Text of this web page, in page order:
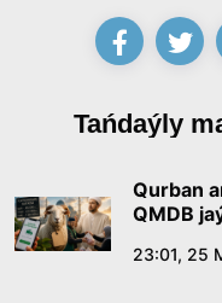
Tańdaýly
Qurban
QMDB
23:01, 25